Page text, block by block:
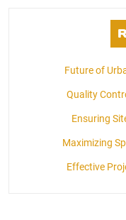
Future of
Quality
Ensuring
Maximizing
Effective